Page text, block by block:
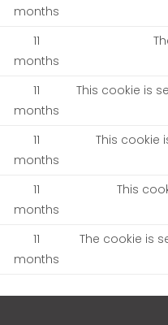
months
11
months
11
months
This cookie is
11
months
This cookie
11
months
This
11
months
The cookie is